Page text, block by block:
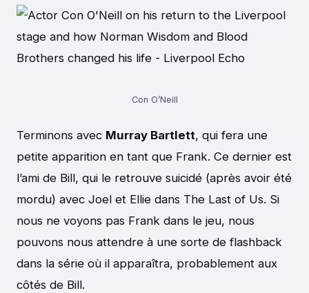
Con O’Neill
Terminons avec Murray Bartlett, qui fera une
petite apparition en tant que Frank. Ce dernier est
l’ami de Bill, qui le retrouve suicidé (après avoir été
mordu) avec Joel et Ellie dans The Last of Us. Si
nous ne voyons pas Frank dans le jeu, nous
pouvons nous attendre à une sorte de flashback
dans la série où il apparaîtra, probablement aux
côtés de Bill.